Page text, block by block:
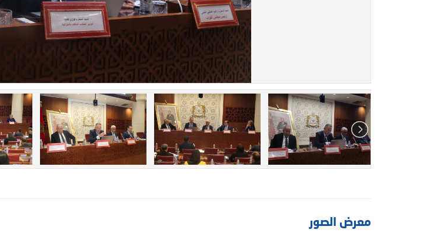
معرض الصور